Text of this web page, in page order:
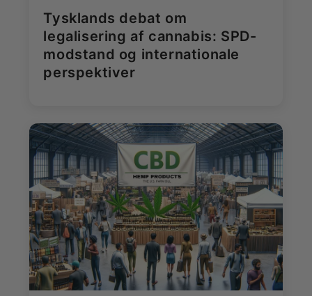
Tysklands debat om
legalisering af cannabis: SPD-
modstand og internationale
perspektiver